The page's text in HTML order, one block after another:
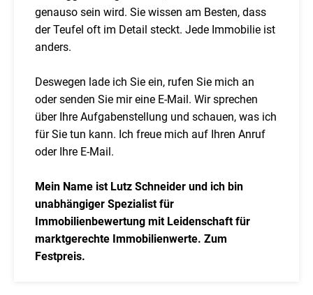
genauso sein wird. Sie wissen am Besten, dass
der Teufel oft im Detail steckt. Jede Immobilie ist
anders.
Deswegen lade ich Sie ein, rufen Sie mich an
oder senden Sie mir eine E-Mail. Wir sprechen
über Ihre Aufgabenstellung und schauen, was ich
für Sie tun kann. Ich freue mich auf Ihren Anruf
oder Ihre E-Mail.
Mein Name ist Lutz Schneider und ich bin
unabhängiger Spezialist für
Immobilienbewertung mit Leidenschaft für
marktgerechte Immobilienwerte. Zum
Festpreis.